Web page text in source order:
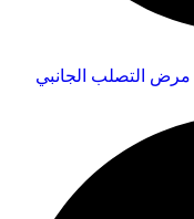
التصلب الجانبي